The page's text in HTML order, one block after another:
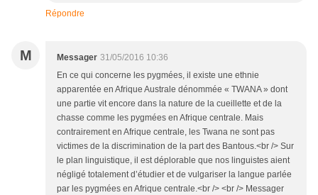
Répondre
M Messager 31/05/2016 10:36
En ce qui concerne les pygmées, il existe une ethnie
apparentée en Afrique Australe dénommée « TWANA » dont
une partie vit encore dans la nature de la cueillette et de la
chasse comme les pygmées en Afrique centrale. Mais
contrairement en Afrique centrale, les Twana ne sont pas
victimes de la discrimination de la part des Bantous.<br /> Sur
le plan linguistique, il est déplorable que nos linguistes aient
négligé totalement d’étudier et de vulgariser la langue parlée
par les pygmées en Afrique centrale.<br /> <br /> Messager